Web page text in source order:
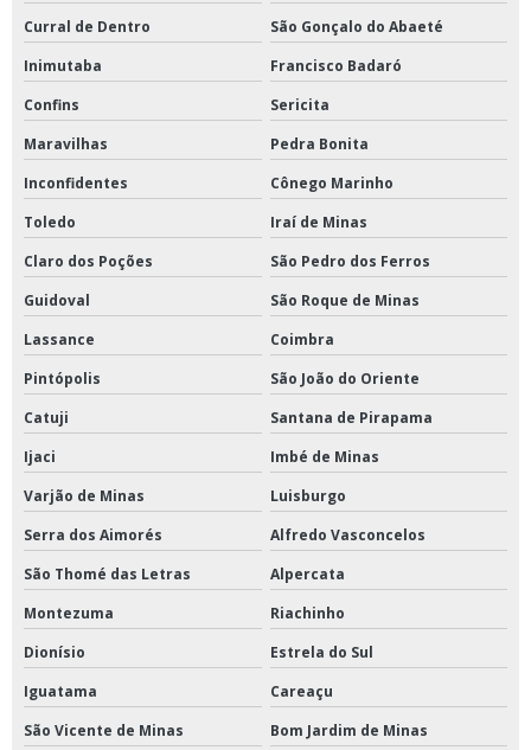
Curral de Dentro
São Gonçalo do Abaeté
Inimutaba
Francisco Badaró
Confins
Sericita
Maravilhas
Pedra Bonita
Inconfidentes
Cônego Marinho
Toledo
Iraí de Minas
Claro dos Poções
São Pedro dos Ferros
Guidoval
São Roque de Minas
Lassance
Coimbra
Pintópolis
São João do Oriente
Catuji
Santana de Pirapama
Ijaci
Imbé de Minas
Varjão de Minas
Luisburgo
Serra dos Aimorés
Alfredo Vasconcelos
São Thomé das Letras
Alpercata
Montezuma
Riachinho
Dionísio
Estrela do Sul
Iguatama
Careaçu
São Vicente de Minas
Bom Jardim de Minas